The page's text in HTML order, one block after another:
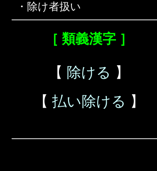
・除け者扱い
［ 類義漢字 ］
【 除ける 】
【 払い除ける 】